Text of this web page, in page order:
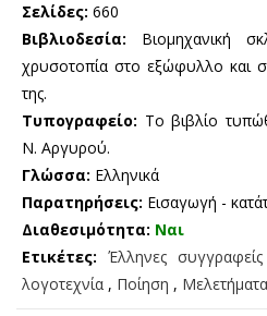
Σελίδες: 660
Βιβλιοδεσία: Βιομηχανική
χρυσοτοπία στο εξώφυλλο και
της.
Τυπογραφείο: Το βιβλίο
Ν. Αργυρού.
Γλώσσα: Ελληνικά
Παρατηρήσεις: Εισαγωγή -
Διαθεσιμότητα: Ναι
Ετικέτες: Έλληνες συγγραφείς
λογοτεχνία , Ποίηση , Μελετήματα